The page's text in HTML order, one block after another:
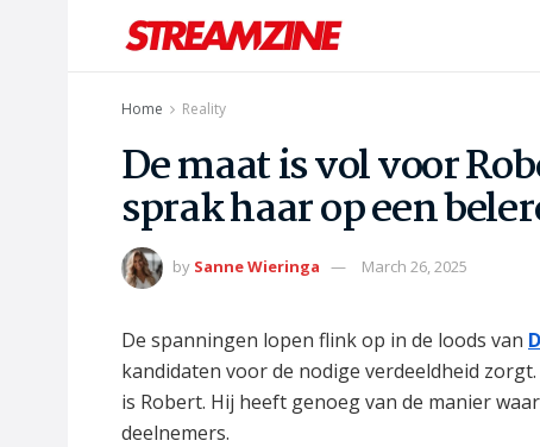
Home Reality
De maat is vol voor
sprak haar op een
by Sanne Wieringa March 26, 2025
De spanningen lopen flink op in de loods van
kandidaten voor de nodige verdeeldheid
is Robert. Hij heeft genoeg van de manier
deelnemers.